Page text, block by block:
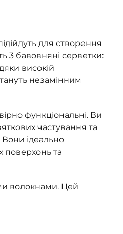
для створення
3 бавовняні серветки:
високій
незамінним
функціональні. Ви
частування та
Вони ідеально
поверхонь та
волокнами. Цей